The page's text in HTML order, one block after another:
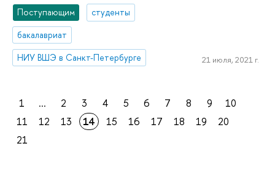
Поступающим
студенты
бакалавриат
НИУ ВШЭ в Санкт-Петербурге
21 июля, 2021 г.
1 ... 2 3 4 5 6 7 8 9
10
11
12 13 14 15 16 17 18 19
20
21